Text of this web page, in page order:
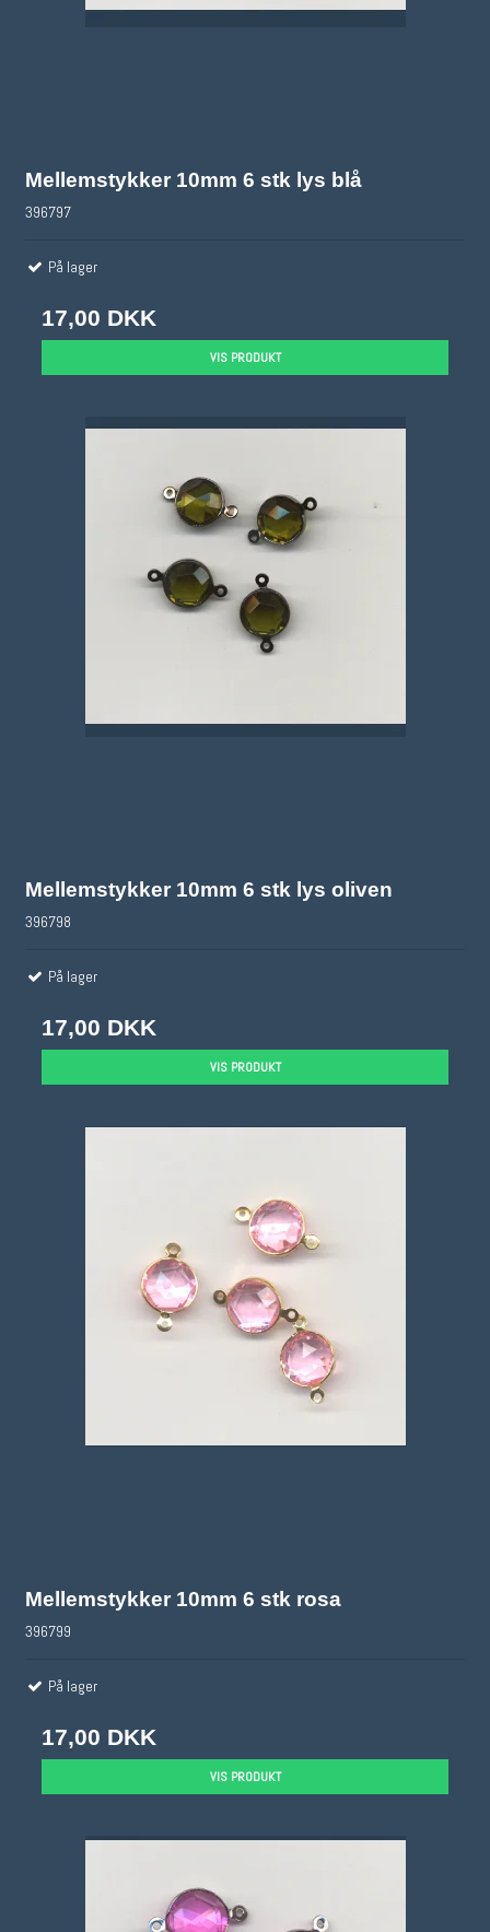
Mellemstykker 10mm 6 stk lys blå
396797
På lager
17,00 DKK
VIS PRODUKT
Mellemstykker 10mm 6 stk lys oliven
396798
På lager
17,00 DKK
VIS PRODUKT
Mellemstykker 10mm 6 stk rosa
396799
På lager
17,00 DKK
VIS PRODUKT